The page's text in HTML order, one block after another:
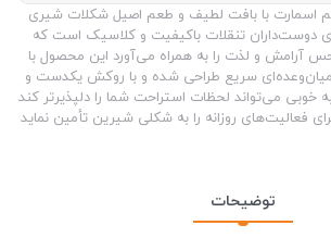
اسمارت با بافت لطیف و طعم اصیل شکلات شیری
دوست‌داران تنقلات باکیفیت و کلاسیک است که
آرامش و لذت را به همراه می‌آورد این محصول با
سریع طراحی شده و با روکش یکدست و
خوبی می‌تواند لحظات استراحت شما را دلپذیرتر کند
فعالیت‌های روزانه را به شکلی شیرین تأمین نماید
توضیحات